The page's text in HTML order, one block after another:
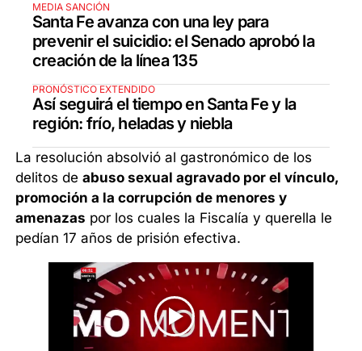
MEDIA SANCIÓN
Santa Fe avanza con una ley para
prevenir el suicidio: el Senado aprobó la
creación de la línea 135
PRONÓSTICO EXTENDIDO
Así seguirá el tiempo en Santa Fe y la
región: frío, heladas y niebla
La resolución absolvió al gastronómico de los
delitos deabuso sexual agravado por el vínculo,
promoción a la corrupción de menores y
amenazas por los cuales la Fiscalía y querella le
pedían 17 años de prisión efectiva.